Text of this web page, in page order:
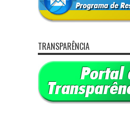
TRANSPARÊNCIA